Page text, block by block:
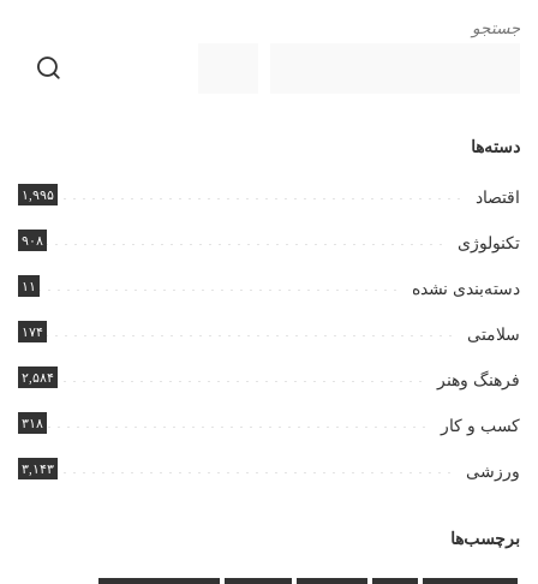
جستجو
دسته‌ها
اقتصاد ۱,۹۹۵
تکنولوژی ۹۰۸
دسته‌بندی نشده ۱۱
سلامتی ۱۷۴
فرهنگ وهنر ۲,۵۸۴
کسب و کار ۳۱۸
ورزشی ۳,۱۴۳
برچسب‌ها